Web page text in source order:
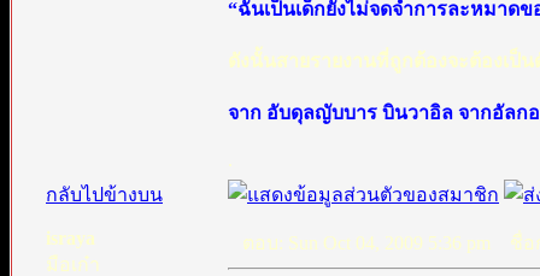
“ฉันเป็นเด็กยังไม่จดจำการละหมาด
ดังนั้นสายรายงานที่ถูกต้องจะต้องเป็น
จาก อับดุลญับบาร บินวาอิล จากอัลก
.
กลับไปข้างบน
israya
มือเก๋า
ตอบ: Sun Oct 04, 2009 5:36 pm ชื่อ